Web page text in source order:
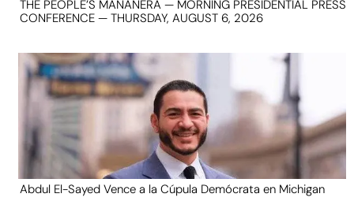
THE PEOPLE’S MAÑANERA — MORNING PRESIDENTIAL PRESS
CONFERENCE — THURSDAY, AUGUST 6, 2026
Abdul El-Sayed Vence a la Cúpula Demócrata en Michigan